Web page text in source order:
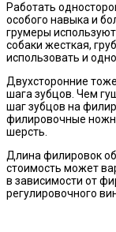
Работать
особого навыка и
грумеры
собаки жесткая,
использовать и
Двухсторонние
шага зубцов. Чем
шаг зубцов на
филировочные
шерсть.
Длина филировок
стоимость может
в зависимости от
регулировочного